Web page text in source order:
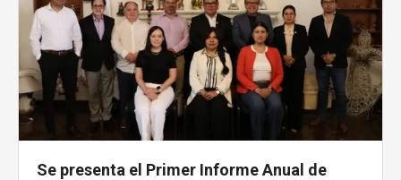
Se presenta el Primer Informe Anual de